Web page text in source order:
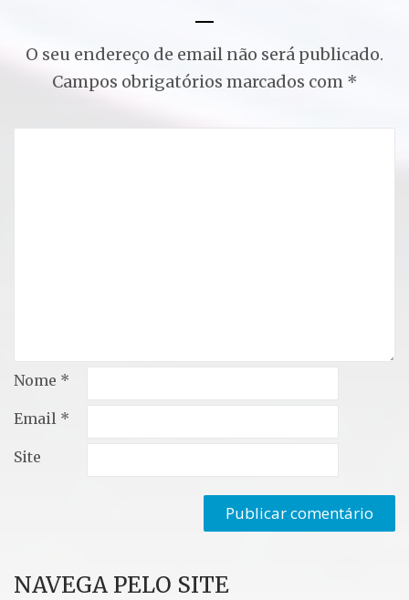
O seu endereço de email não será publicado.
Campos obrigatórios marcados com *
Nome *
Email *
Site
NAVEGA PELO SITE